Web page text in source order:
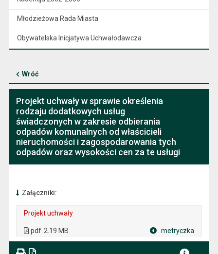
Młodzieżowa Rada Miasta
Obywatelska Inicjatywa Uchwałodawcza
Wróć
Projekt uchwały w sprawie określenia
rodzaju dodatkowych usług
świadczonych w zakresie odbierania
odpadów komunalnych od właścicieli
nieruchomości i zagospodarowania tych
odpadów oraz wysokości cen za te usługi
Załączniki:
Projekt uchwały
pdf 2.19 MB metryczka